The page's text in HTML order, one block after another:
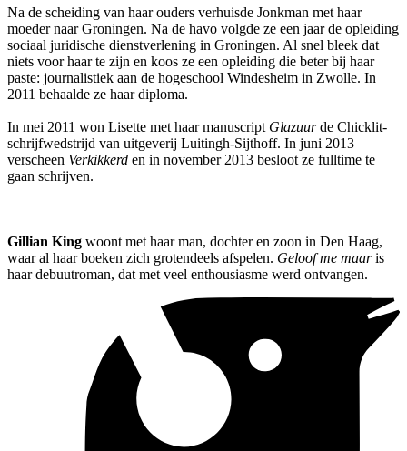
Na de scheiding van haar ouders verhuisde Jonkman met haar
moeder naar Groningen. Na de havo volgde ze een jaar de opleiding
sociaal juridische dienstverlening in Groningen. Al snel bleek dat
niets voor haar te zijn en koos ze een opleiding die beter bij haar
paste: journalistiek aan de hogeschool Windesheim in Zwolle. In
2011 behaalde ze haar diploma.
In mei 2011 won Lisette met haar manuscript Glazuurde Chicklit-
schrijfwedstrijd van uitgeverij Luitingh-Sijthoff. In juni 2013
verscheen Verkikkerd en in november 2013 besloot ze fulltime te
gaan schrijven.
Gillian King woont met haar man, dochter en zoon in Den Haag,
waar al haar boeken zich grotendeels afspelen. Geloof me maaris
haar debuutroman, dat met veel enthousiasme werd ontvangen.